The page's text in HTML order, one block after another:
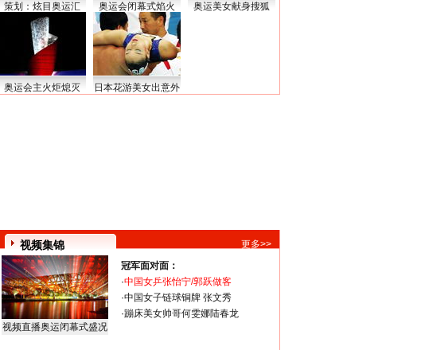
策划：炫目奥运汇 奥运会闭幕式焰火 奥运美女献身搜狐
奥运会主火炬熄灭 日本花游美女出意外
视频集锦 更多>>
视频直播奥运闭幕式盛况
冠军面对面：
·中国女乒张怡宁/郭跃做客
·中国女子链球铜牌 张文秀
·蹦床美女帅哥何雯娜陆春龙